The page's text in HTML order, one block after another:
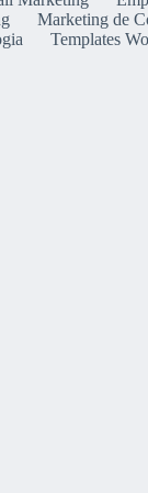
Marketing de
Templates